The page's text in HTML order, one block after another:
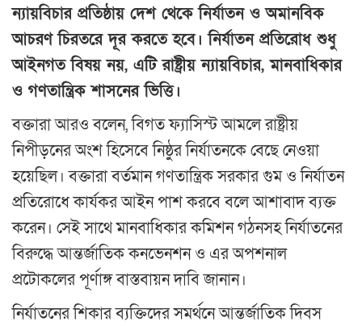
ন্যায়বিচার প্রতিষ্ঠায় দেশ থেকে নির্যাতন ও অমানবিক
আচরণ চিরতরে দূর করতে হবে। নির্যাতন প্রতিরোধ শুধু
আইনগত বিষয় নয়, এটি রাষ্ট্রীয় ন্যায়বিচার, মানবাধিকার
ও গণতান্ত্রিক শাসনের ভিত্তি।
বক্তারা আরও বলেন, বিগত ফ্যাসিস্ট আমলে রাষ্ট্রীয়
নিপীড়নের অংশ হিসেবে নিষ্ঠুর নির্যাতনকে বেছে নেওয়া
হয়েছিল। বক্তারা বর্তমান গণতান্ত্রিক সরকার গুম ও নির্যাতন
প্রতিরোধে কার্যকর আইন পাশ করবে বলে আশাবাদ ব্যক্ত
করেন। সেই সাথে মানবাধিকার কমিশন গঠনসহ নির্যাতনের
বিরুদ্ধে আন্তর্জাতিক কনভেনশন ও এর অপশনাল
প্রটোকলের পূর্ণাঙ্গ বাস্তবায়ন দাবি জানান।
নির্যাতনের শিকার ব্যক্তিদের সমর্থনে আন্তর্জাতিক দিবস